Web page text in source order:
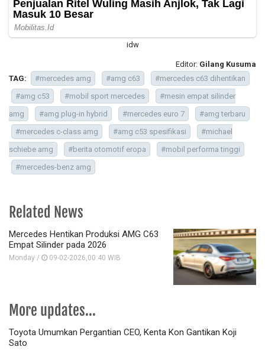
idw
Editor: Gilang Kusuma
TAG:
#mercedes amg #amg c63
#mercedes c63 dihentikan
#amg c53
#mobil sport mercedes
#mesin empat silinder
amg
#amg plug-in hybrid #mercedes euro 7
#amg terbaru
#mercedes c-class amg
#amg c53 spesifikasi
#michael
schiebe amg
#berita otomotif eropa
#mobil performa tinggi
#mercedes-benz amg
Related News
Mercedes Hentikan Produksi AMG C63
Empat Silinder pada 2026
Monday / 09-02-2026,00:40 WIB
More updates...
Toyota Umumkan Pergantian CEO, Kenta Kon Gantikan Koji
Sato